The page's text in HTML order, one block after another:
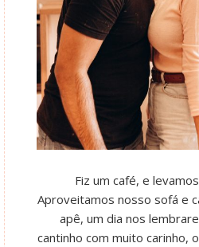
Fiz um café, e
Aproveitamos nosso sofá e
apê, um dia nos
cantinho com muito carinho,